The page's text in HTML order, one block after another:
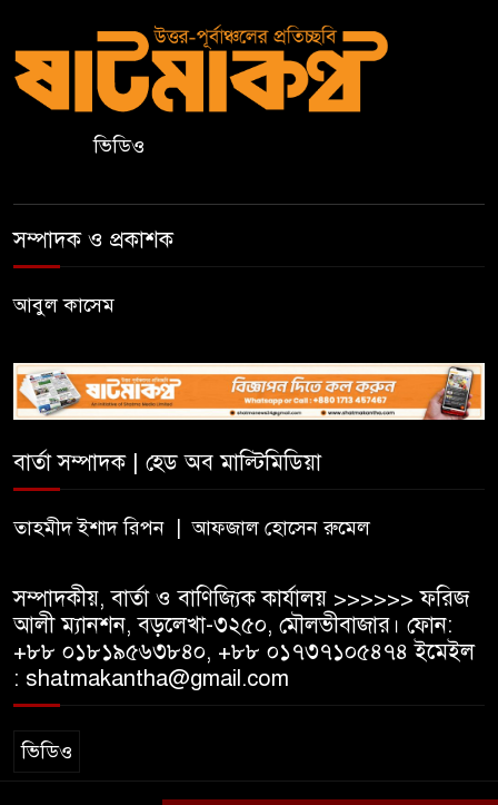
কুলাউড়ার ভাটেরা স্টেশন বাজারে
বিট পুলিশিং সভা অনুষ্ঠিত
নেতাকে অব্যাহতি
সিলেটে সিভিটেক বিল্ডার্সে বিভিন্ন
পদে জনবল নিয়োগ
হাই কমিশনের কর্মকর্তা পরিচয়ে
ভারতীয় হাই কমিশন
ভিডিও
সম্পাদক ও প্রকাশক
আবুল কাসেম
বার্তা সম্পাদক | হেড অব মাল্টিমিডিয়া
তাহমীদ ইশাদ রিপন | আফজাল হোসেন রুমেল
সম্পাদকীয়, বার্তা ও বাণিজ্যিক কার্যালয় >>>>>> ফরিজ
আলী ম্যানশন, বড়লেখা-৩২৫০, মৌলভীবাজার। ফোন:
+৮৮ ০১৮১৯৫৬৩৮৪০, +৮৮ ০১৭৩৭১০৫৪৭৪ ইমেইল
: shatmakantha@gmail.com
ভিডিও